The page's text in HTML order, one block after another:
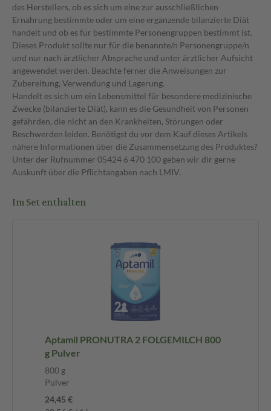
des Herstellers, ob es sich um eine zur ausschließlichen
Ernährung bestimmte oder um eine ergänzende bilanzierte Diät
handelt und ob es für bestimmte Personengruppen bestimmt ist.
Dieses Produkt sollte nur für die benannte/n Personengruppe/n
und nur nach ärztlicher Absprache und unter ärztlicher Aufsicht
angewendet werden. Beachte ferner die Anweisungen zur
Zubereitung, Verwendung und Lagerung.
Handelt es sich um ein Lebensmittel für besondere medizinische
Zwecke (bilanzierte Diät), kann es die Gesundheit von Personen
gefährden, die nicht an den Krankheiten, Störungen oder
Beschwerden leiden. Benötigst du vor dem Kauf dieses Artikels
nähere Informationen über die Zusammensetzung des Produktes?
Unter der Rufnummer 05424 6 470 100 geben wir dir gerne
Auskunft über die Pflichtangaben nach LMIV.
Im Set enthalten
Aptamil PRONUTRA 2 FOLGEMILCH 800
g Pulver
800 g
Pulver
24,45 €